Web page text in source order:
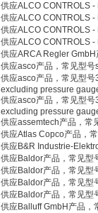
供应ALCO CONTROLS
供应ALCO CONTROLS
供应ALCO CONTROLS
供应ALCO CONTROLS
供应ARCA Regler
供应asco产品，常见型
供应asco产品，常见型
excluding pressure
供应asco产品，常见型
excluding pressure
供应assemtech产品，常
供应Atlas Copco产品，
供应B&R Industrie-
供应Baldor产品，常见型
供应Baldor产品，常见型
供应Baldor产品，常见型
供应Baldor产品，常见型
供应Balluff GmbH产品，